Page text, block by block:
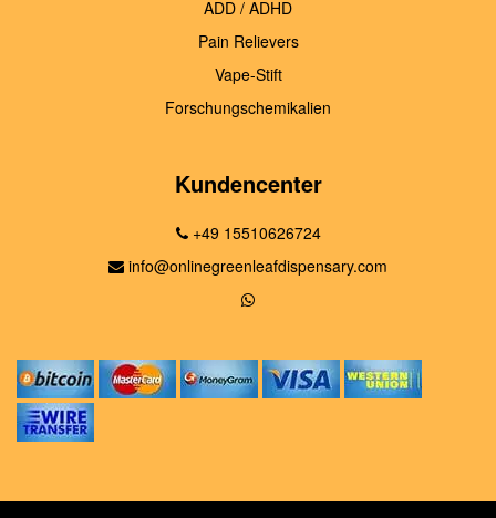
ADD / ADHD
Pain Relievers
Vape-Stift
Forschungschemikalien
Kundencenter
+49 15510626724
info@onlinegreenleafdispensary.com